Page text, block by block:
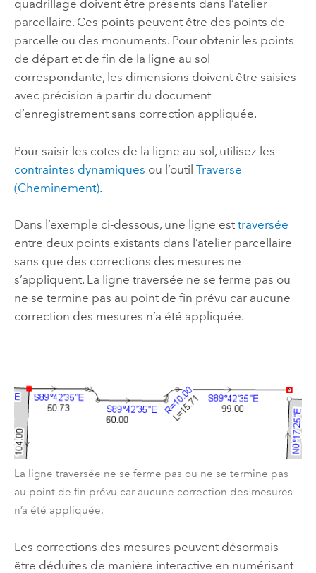
quadrillage doivent être présents dans l’atelier
parcellaire. Ces points peuvent être des points de
parcelle ou des monuments. Pour obtenir les points
de départ et de fin de la ligne au sol
correspondante, les dimensions doivent être saisies
avec précision à partir du document
d’enregistrement sans correction appliquée.
Pour saisir les cotes de la ligne au sol, utilisez les
contraintes dynamiques ou l’outil Traverse
(Cheminement).
Dans l’exemple ci-dessous, une ligne est traversée
entre deux points existants dans l’atelier parcellaire
sans que des corrections des mesures ne
s’appliquent. La ligne traversée ne se ferme pas ou
ne se termine pas au point de fin prévu car aucune
correction des mesures n’a été appliquée.
La ligne traversée ne se ferme pas ou ne se termine pas
au point de fin prévu car aucune correction des mesures
n’a été appliquée.
Les corrections des mesures peuvent désormais
être déduites de manière interactive en numérisant